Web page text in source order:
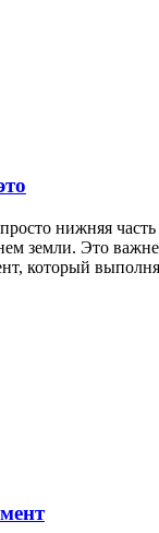
нижняя часть
земли. Это
который